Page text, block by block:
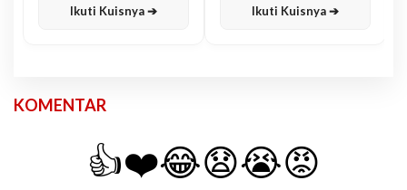
Ikuti Kuisnya ➔ Ikuti Kuisnya ➔
KOMENTAR
👍❤️😂😧😭😡